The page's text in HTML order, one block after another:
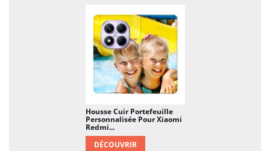
Housse Cuir Portefeuille
Personnalisée Pour Xiaomi
Redmi...
DÉCOUVRIR